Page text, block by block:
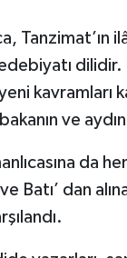
kavramları
ve
da
Batı’ dan